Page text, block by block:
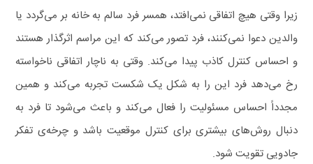
زیرا وقتی هیچ اتفاقی نمی‌افتد، همسر فرد سالم به خانه بر می‌گردد یا
والدین دعوا نمی‌کنند، فرد تصور می‌کند که این مراسم اثرگذار هستند
و احساس کنترل کاذب پیدا می‌کند. وقتی به‌ ناچار اتفاقی ناخواسته
رخ می‌دهد فرد این را به شکل یک شکست تجربه می‌کند و همین
مجدداً احساس مسئولیت را فعال می‌کند و باعث می‌شود تا فرد به
دنبال روش‌های بیشتری برای کنترل موقعیت باشد و چرخه‌ی تفکر
جادویی تقویت شود.